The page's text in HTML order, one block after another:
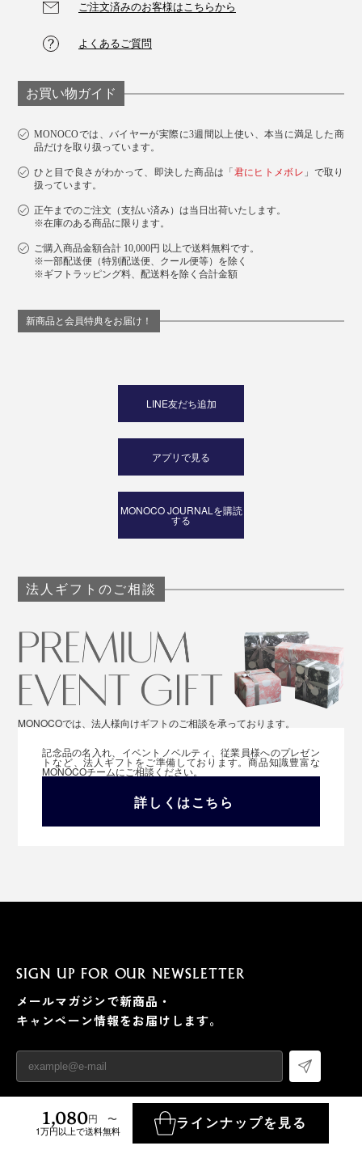
ご注文済みのお客様はこちらから
よくあるご質問
お買い物ガイド
MONOCOでは、バイヤーが実際に3週間以上使い、本当に満足した商
品だけを取り扱っています。
ひと目で良さがわかって、即決した商品は「君にヒトメボレ 」で取り
扱っています。
正午までのご注文（支払い済み）は当日出荷いたします。
※在庫のある商品に限ります。
ご購入商品金額合計 10,000円 以上で送料無料です。
※一部配送便（特別配送便、クール便等）を除く
※ギフトラッピング料、配送料を除く合計金額
新商品と会員特典をお届け！
LINE友だち追加
アプリで見る
MONOCO JOURNALを購読
する
法人ギフトのご相談
MONOCOでは、法人様向けギフトのご相談を承っております。
記念品の名入れ、イベントノベルティ、従業員様へのプレゼン
トなど、法人ギフトをご準備しております。商品知識豊富な
MONOCOチームにご相談ください。
詳しくはこちら
1,080円 〜
1万円以上で送料無料
ラインナップを見る
SIGN UP FOR OUR NEWSLETTER
メールマガジンで新商品・
キャンペーン情報をお届けします。